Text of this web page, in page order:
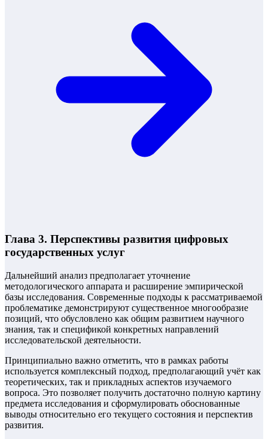
Глава 3. Перспективы развития цифровых
государственных услуг
Дальнейший анализ предполагает уточнение
методологического аппарата и расширение эмпирической
базы исследования. Современные подходы к рассматриваемой
проблематике демонстрируют существенное многообразие
позиций, что обусловлено как общим развитием научного
знания, так и спецификой конкретных направлений
исследовательской деятельности.
Принципиально важно отметить, что в рамках работы
используется комплексный подход, предполагающий учёт как
теоретических, так и прикладных аспектов изучаемого
вопроса. Это позволяет получить достаточно полную картину
предмета исследования и сформулировать обоснованные
выводы относительно его текущего состояния и перспектив
развития.